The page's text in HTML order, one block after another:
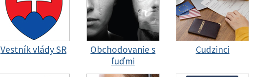
Vestník vlády SR
Obchodovanie s
ľuďmi
Cudzinci